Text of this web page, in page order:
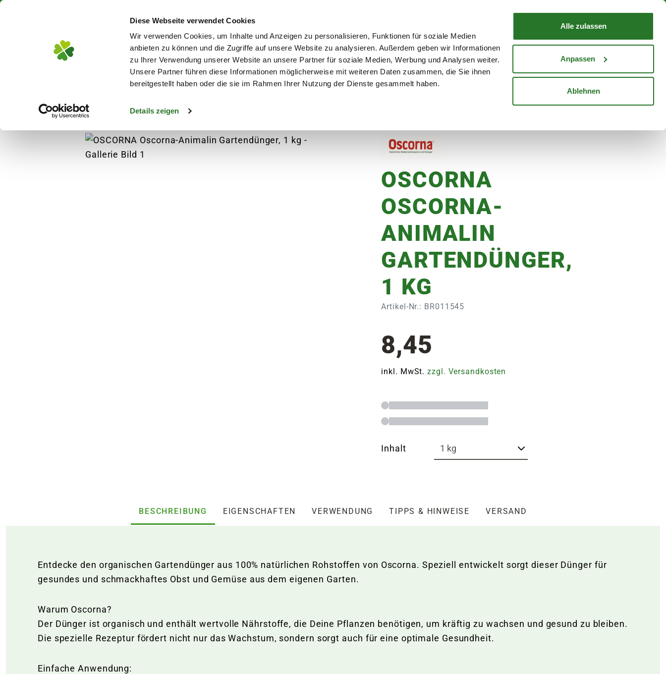
Diese Webseite verwendet Cookies
Wir verwenden Cookies, um Inhalte und Anzeigen zu personalisieren, Funktionen für soziale Medien
anbieten zu können und die Zugriffe auf unsere Website zu analysieren. Außerdem geben wir Informationen
zu Ihrer Verwendung unserer Website an unsere Partner für soziale Medien, Werbung und Analysen weiter.
Unsere Partner führen diese Informationen möglicherweise mit weiteren Daten zusammen, die Sie ihnen
bereitgestellt haben oder die sie im Rahmen Ihrer Nutzung der Dienste gesammelt haben.
Details zeigen
Alle zulassen
Anpassen
Ablehnen
Mein KontoStandorte
WARENKORB
Blumen Pflanzen Garten Aktuelles Ratgeber Gutscheine Karriere
Gartenausstattung Hochbeete & Frühbeete
OSCORNA
OSCORNA-
ANIMALIN
GARTENDÜNGER,
1 KG
Artikel-Nr.: BR011545
8,45
inkl. MwSt.zzgl. Versandkosten
Inhalt
BESCHREIBUNG EIGENSCHAFTEN VERWENDUNG TIPPS & HINWEISE VERSAND
Entdecke den organischen Gartendünger aus 100% natürlichen Rohstoffen von Oscorna. Speziell entwickelt sorgt dieser Dünger für
gesundes und schmackhaftes Obst und Gemüse aus dem eigenen Garten.
Warum Oscorna?
Der Dünger ist organisch und enthält wertvolle Nährstoffe, die Deine Pflanzen benötigen, um kräftig zu wachsen und gesund zu bleiben.
Die spezielle Rezeptur fördert nicht nur das Wachstum, sondern sorgt auch für eine optimale Gesundheit.
Einfache Anwendung: